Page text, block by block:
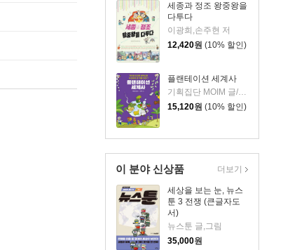
세종과 정조 왕중왕을
다투다
이광희,손주현 저
12,420원 (10% 할인)
플랜테이션 세계사
기획집단 MOIM 글/김지하 그림
15,120원 (10% 할인)
이 분야 신상품
세상을 보는 눈, 뉴스
툰 3 전쟁 (큰글자도
서)
뉴스툰 글,그림
35,000원
더보기